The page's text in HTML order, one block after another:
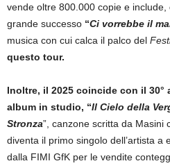
vende oltre 800.000 copie e include,
grande successo “Ci vorrebbe il
musica con cui calca il palco del
questo tour.
Inoltre, il 2025 coincide con il 30°
album in studio, “Il Cielo della
Stronza”, canzone scritta da Masini
diventa il primo singolo dell’artista a
dalla FIMI GfK per le vendite